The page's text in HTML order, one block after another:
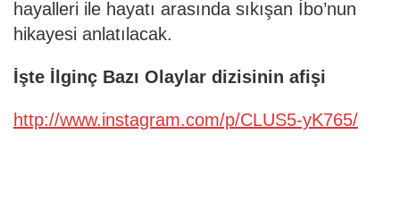
hayalleri ile hayatı arasında sıkışan İbo’nun
hikayesi anlatılacak.
İşte İlginç Bazı Olaylar dizisinin afişi
http://www.instagram.com/p/CLUS5-yK765/